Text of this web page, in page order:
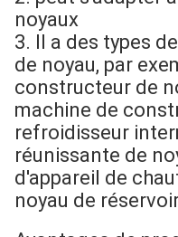
noyaux
3. Il a des types
de noyau, par
constructeur de
machine de
refroidisseur
réunissante de
d'appareil de
noyau de